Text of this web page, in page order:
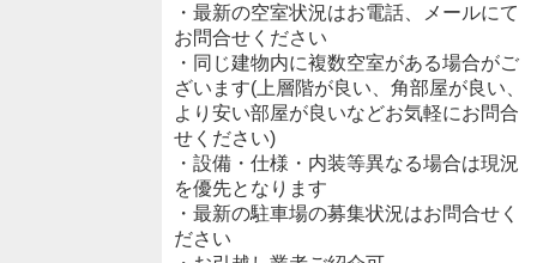
・最新の空室状況はお電話、メールにて
お問合せください
・同じ建物内に複数空室がある場合がご
ざいます(上層階が良い、角部屋が良い、
より安い部屋が良いなどお気軽にお問合
せください)
・設備・仕様・内装等異なる場合は現況
を優先となります
・最新の駐車場の募集状況はお問合せく
ださい